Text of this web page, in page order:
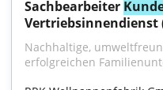
Sachbearbeiter
Vertriebsinnendienst
Nachhaltige,
erfolgreichen